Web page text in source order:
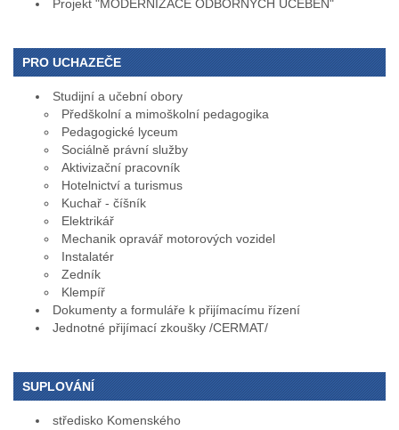
Projekt "MODERNIZACE ODBORNÝCH UČEBEN"
PRO UCHAZEČE
Studijní a učební obory
Předškolní a mimoškolní pedagogika
Pedagogické lyceum
Sociálně právní služby
Aktivizační pracovník
Hotelnictví a turismus
Kuchař - číšník
Elektrikář
Mechanik opravář motorových vozidel
Instalatér
Zedník
Klempíř
Dokumenty a formuláře k přijímacímu řízení
Jednotné přijímací zkoušky /CERMAT/
SUPLOVÁNÍ
středisko Komenského